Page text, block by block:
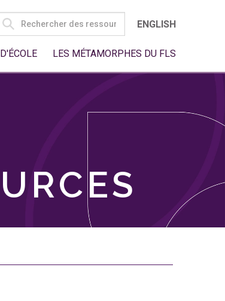
SEARCH
FOR:
ENGLISH
LES MÉTAMORPHES DU FLS